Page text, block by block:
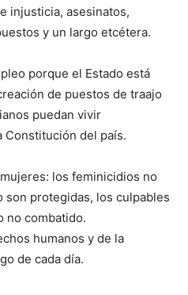
injusticia, asesinatos,
y un largo etcétera.
porque el Estado está
de puestos de traajo
puedan vivir
Constitución del país.
los feminicidios no
son protegidas, los culpables
no combatido.
humanos y de la
de cada día.